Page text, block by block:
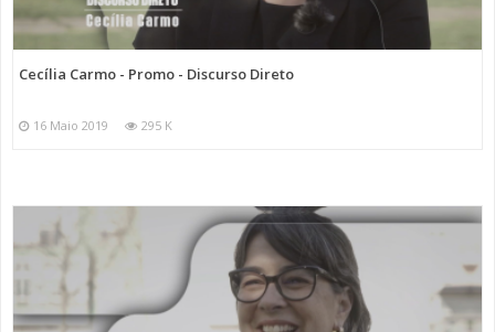
Cecília Carmo - Promo - Discurso Direto
16 Maio 2019 295 K